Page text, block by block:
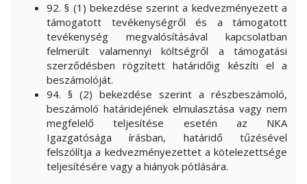
92. § (1) bekezdése szerint a kedvezményezett a
támogatott tevékenységről és a támogatott
tevékenység megvalósításával kapcsolatban
felmerült valamennyi költségről a támogatási
szerződésben rögzített határidőig készíti el a
beszámolóját.
94. § (2) bekezdése szerint a részbeszámoló,
beszámoló határidejének elmulasztása vagy nem
megfelelő teljesítése esetén az NKA
Igazgatósága írásban, határidő tűzésével
felszólítja a kedvezményezettet a kötelezettsége
teljesítésére vagy a hiányok pótlására.